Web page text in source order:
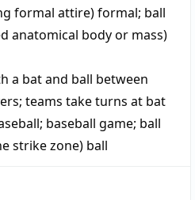
formal attire)formal; ball
anatomical body or mass)
a bat and ball between
teams take turns at bat
; baseball game; ball
strike zone) ball